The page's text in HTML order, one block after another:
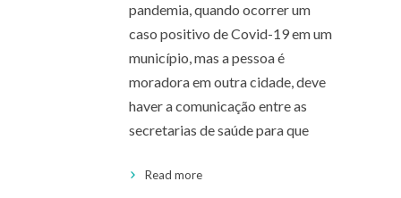
pandemia, quando ocorrer um
caso positivo de Covid-19 em um
município, mas a pessoa é
moradora em outra cidade, deve
haver a comunicação entre as
secretarias de saúde para que
Read more